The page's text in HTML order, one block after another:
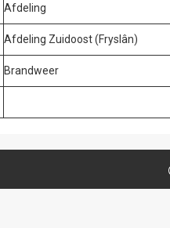
Afdeling
Afdeling Zuidoost (Fryslân)
Brandweer